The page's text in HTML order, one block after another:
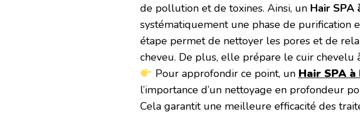
de pollution et de toxines. Ainsi, un Hair SPA
systématiquement une phase de purification
étape permet de nettoyer les pores et de
cheveu. De plus, elle prépare le cuir chevelu
Pour approfondir ce point, un Hair SPA à
l’importance d’un nettoyage en profondeur
Cela garantit une meilleure efficacité des